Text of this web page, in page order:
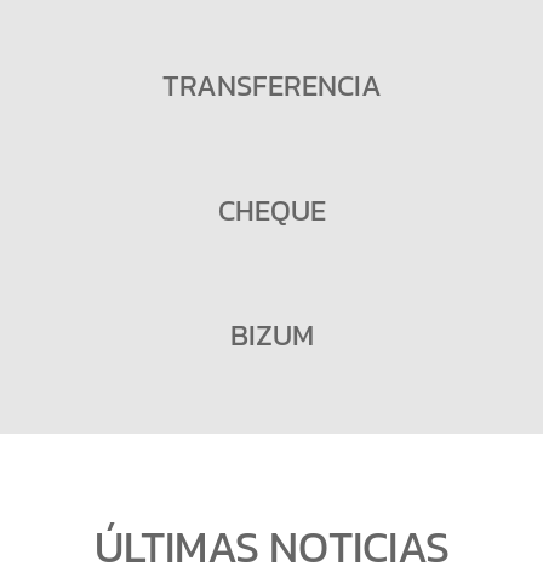
TRANSFERENCIA
CHEQUE
BIZUM
ÚLTIMAS NOTICIAS